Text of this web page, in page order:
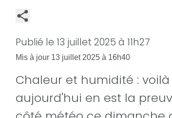
Publié le 13 juillet 2025 à 11h27
Mis à jour 13 juillet 2025 à 16h40
Chaleur et humidité :
aujourd'hui en est la